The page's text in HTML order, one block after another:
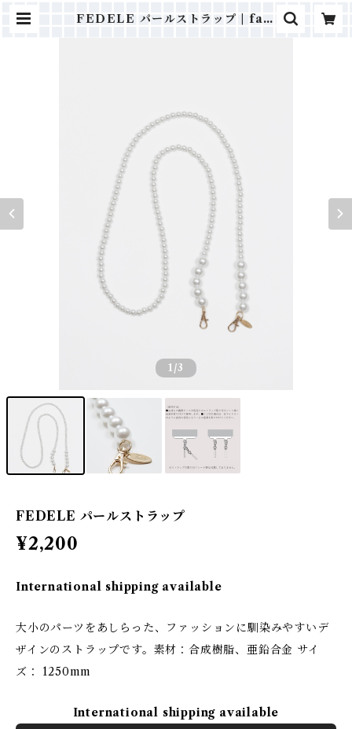
FEDELE パールストラップ | fab.
1 /3
FEDELE パールストラップ
¥2,200
International shipping available
大小のパーツをあしらった、ファッションに馴染みやすいデ
ザインのストラップです。素材：合成樹脂、亜鉛合金 サイ
ズ： 1250mm
International shipping available